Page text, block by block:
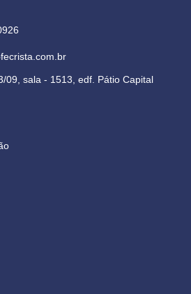
09, sala - 1513, edf. Pátio Capital